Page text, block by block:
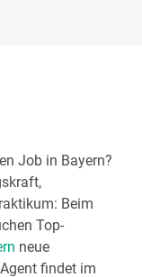
Job in Bayern?
Beim
Top-
neue
findet im